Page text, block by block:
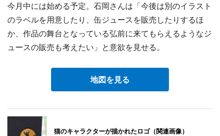
今月中には始める予定。石岡さんは「今後は別のイラスト
のラベルを用意したり、缶ジュースを販売したりするほ
か、作品の舞台となっている弘前に来てもらえるようなジ
ュースの販売も考えたい」と意欲を見せる。
地図を見る
猫のキャラクターが描かれたロゴ（関連画像）